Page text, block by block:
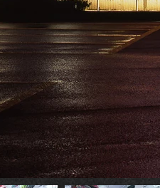
BAR・CLUB